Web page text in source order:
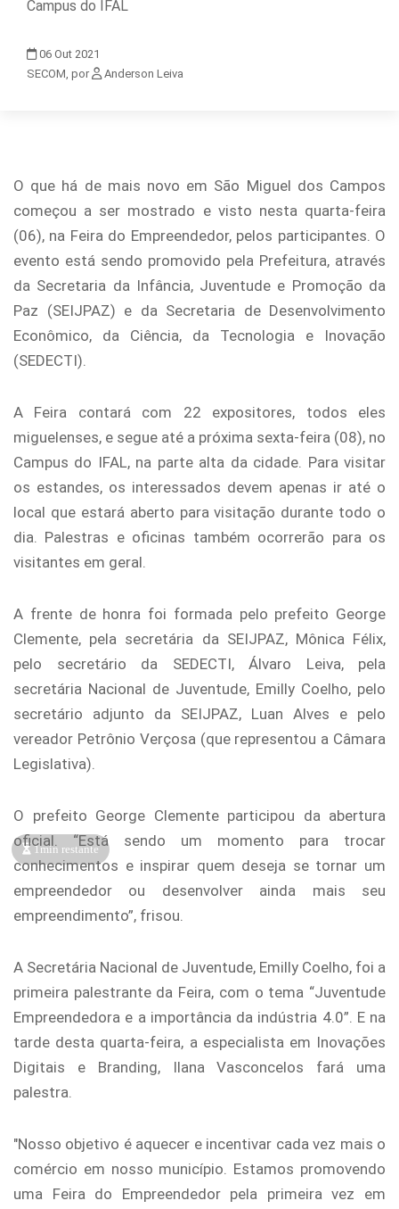
1min restante
Campus do IFAL
06 Out 2021
SECOM, por
Anderson Leiva
O que há de mais novo em São Miguel dos Campos
começou a ser mostrado e visto nesta quarta-feira
(06), na Feira do Empreendedor, pelos participantes. O
evento está sendo promovido pela Prefeitura, através
da Secretaria da Infância, Juventude e Promoção da
Paz (SEIJPAZ) e da Secretaria de Desenvolvimento
Econômico, da Ciência, da Tecnologia e Inovação
(SEDECTI).
A Feira contará com 22 expositores, todos eles
miguelenses, e segue até a próxima sexta-feira (08), no
Campus do IFAL, na parte alta da cidade. Para visitar
os estandes, os interessados devem apenas ir até o
local que estará aberto para visitação durante todo o
dia. Palestras e oficinas também ocorrerão para os
visitantes em geral.
A frente de honra foi formada pelo prefeito George
Clemente, pela secretária da SEIJPAZ, Mônica Félix,
pelo secretário da SEDECTI, Álvaro Leiva, pela
secretária Nacional de Juventude, Emilly Coelho, pelo
secretário adjunto da SEIJPAZ, Luan Alves e pelo
vereador Petrônio Verçosa (que representou a Câmara
Legislativa).
O prefeito George Clemente participou da abertura
oficial. “Está sendo um momento para trocar
conhecimentos e inspirar quem deseja se tornar um
empreendedor ou desenvolver ainda mais seu
empreendimento”, frisou.
A Secretária Nacional de Juventude, Emilly Coelho, foi a
primeira palestrante da Feira, com o tema “Juventude
Empreendedora e a importância da indústria 4.0”. E na
tarde desta quarta-feira, a especialista em Inovações
Digitais e Branding, Ilana Vasconcelos fará uma
palestra.
"Nosso objetivo é aquecer e incentivar cada vez mais o
comércio em nosso município. Estamos promovendo
uma Feira do Empreendedor pela primeira vez em